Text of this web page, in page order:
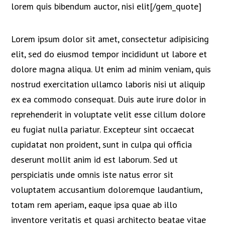
lorem quis bibendum auctor, nisi elit[/gem_quote]
Lorem ipsum dolor sit amet, consectetur adipisicing
elit, sed do eiusmod tempor incididunt ut labore et
dolore magna aliqua. Ut enim ad minim veniam, quis
nostrud exercitation ullamco laboris nisi ut aliquip
ex ea commodo consequat. Duis aute irure dolor in
reprehenderit in voluptate velit esse cillum dolore
eu fugiat nulla pariatur. Excepteur sint occaecat
cupidatat non proident, sunt in culpa qui officia
deserunt mollit anim id est laborum. Sed ut
perspiciatis unde omnis iste natus error sit
voluptatem accusantium doloremque laudantium,
totam rem aperiam, eaque ipsa quae ab illo
inventore veritatis et quasi architecto beatae vitae